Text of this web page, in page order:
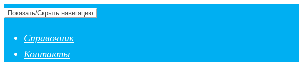
Показать/Скрыть навигацию
Справочник
Контакты